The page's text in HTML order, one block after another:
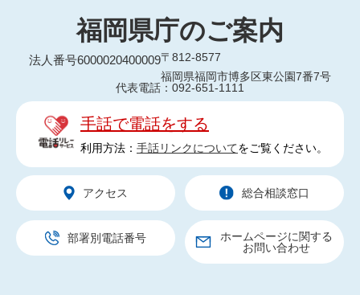
福岡県庁のご案内
法人番号6000020400009〒812-8577
福岡県福岡市博多区東公園7番7号
代表電話：092-651-1111
手話で電話をする
利用方法： 手話リンクについてをご覧ください。
アクセス 総合相談窓口
部署別電話番号
ホームページに関する
お問い合わせ